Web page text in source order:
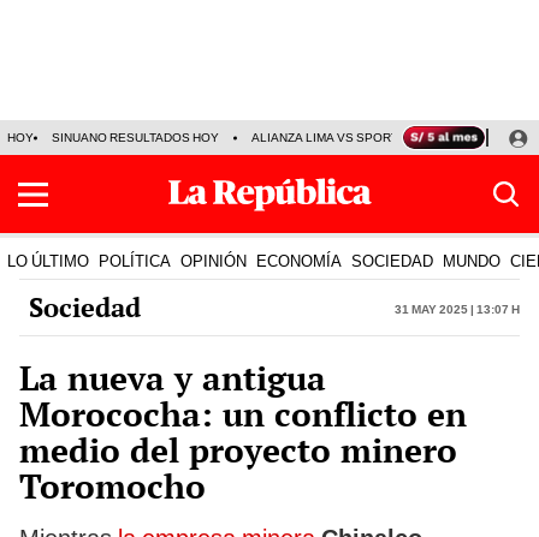
HOY SINUANO RESULTADOS HOY ALIANZA LIMA VS SPORT BOYS JORGE
LO ÚLTIMO POLÍTICA OPINIÓN ECONOMÍA SOCIEDAD MUNDO
Sociedad 31 May 2025 | 13:07 h
La nueva y antigua
Morococha: un conflicto en
medio del proyecto minero
Toromocho